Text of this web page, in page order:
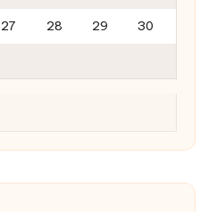
27 28 29 30